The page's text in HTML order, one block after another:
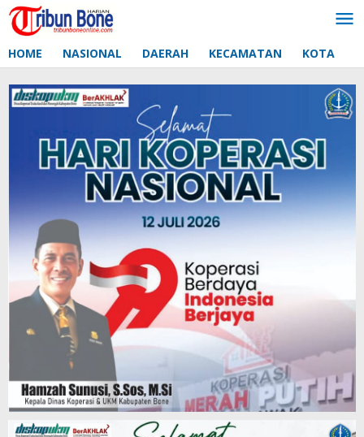
Lewati
ke
HOME NASIONAL DAERAH KECAMATAN KOTA